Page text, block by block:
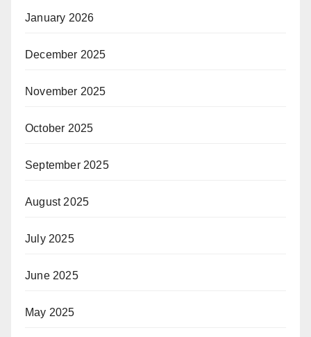
January 2026
December 2025
November 2025
October 2025
September 2025
August 2025
July 2025
June 2025
May 2025